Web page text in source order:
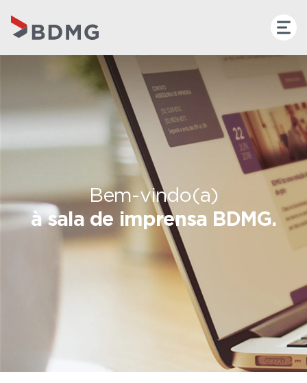
Bem-vindo(a)
à sala de imprensa BDMG.